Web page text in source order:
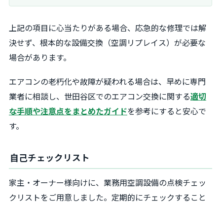
上記の項目に心当たりがある場合、応急的な修理では解
決せず、根本的な設備交換（空調リプレイス）が必要な
場合があります。
エアコンの老朽化や故障が疑われる場合は、早めに専門
業者に相談し、世田谷区でのエアコン交換に関する適切
な手順や注意点をまとめたガイドを参考にすると安心で
す。
自己チェックリスト
家主・オーナー様向けに、業務用空調設備の点検チェッ
クリストをご用意しました。定期的にチェックすること